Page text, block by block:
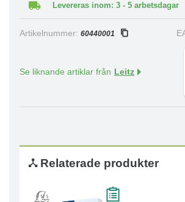
Levereras inom: 3 - 5 arbetsdagar
Artikelnummer: 60440001
Se liknande artiklar från Leitz
Relaterade produkter